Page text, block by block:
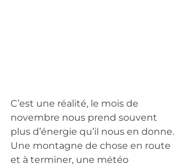
C’est une réalité, le mois de
novembre nous prend souvent
plus d’énergie qu’il nous en donne.
Une montagne de chose en route
et à terminer, une météo